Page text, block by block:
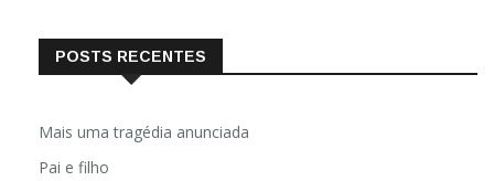
POSTS RECENTES
Mais uma tragédia anunciada
Pai e filho